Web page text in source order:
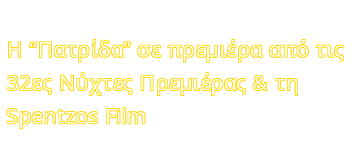
Η “Πατρίδα” σε πρεμιέρα από τις
32ες Νύχτες Πρεμιέρας & τη
Spentzos Film